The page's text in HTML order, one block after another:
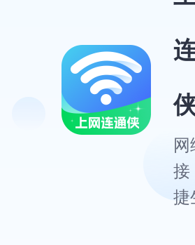
接
捷